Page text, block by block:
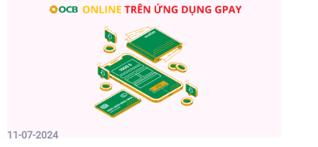
11-07-2024